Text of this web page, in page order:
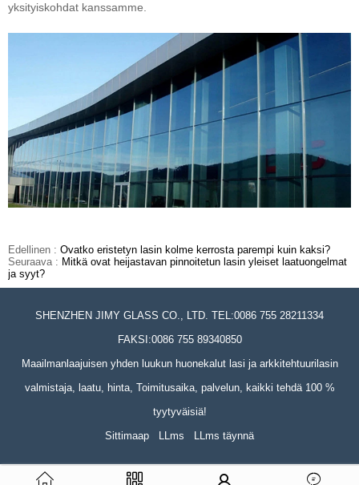
yksityiskohdat kanssamme.
Edellinen : Ovatko eristetyn lasin kolme kerrosta parempi kuin kaksi?
Seuraava : Mitkä ovat heijastavan pinnoitetun lasin yleiset laatuongelmat
ja syyt?
SHENZHEN JIMY GLASS CO., LTD. TEL:0086 755 28211334
FAKSI:0086 755 89340850
Maailmanlaajuisen yhden luukun huonekalut lasi ja arkkitehtuurilasin
valmistaja, laatu, hinta, Toimitusaika, palvelun, kaikki tehdä 100 %
tyytyväisiä!
Sittimaap
LLms LLms täynnä